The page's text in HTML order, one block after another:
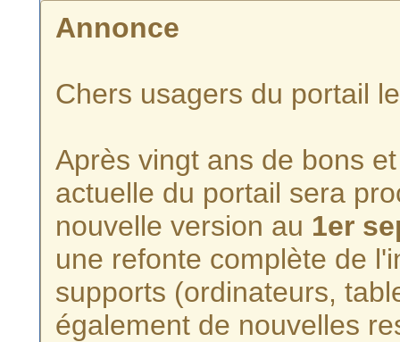
Annonce
Chers usagers du portail
Après vingt ans de bons
actuelle du portail sera
nouvelle version au 1er
une refonte complète de
supports (ordinateurs,
également de nouvelles